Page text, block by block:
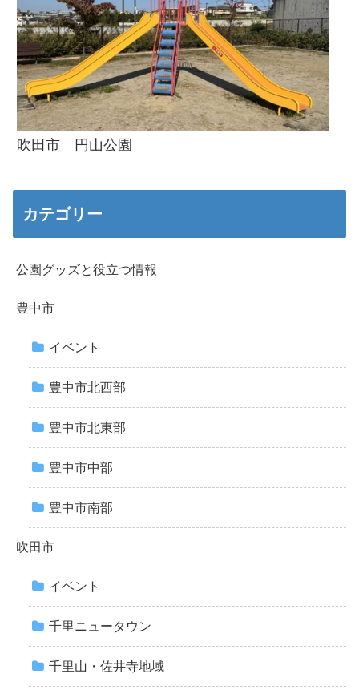
吹田市 円山公園
カテゴリー
公園グッズと役立つ情報
豊中市
イベント
豊中市北西部
豊中市北東部
豊中市中部
豊中市南部
吹田市
イベント
千里ニュータウン
千里山・佐井寺地域